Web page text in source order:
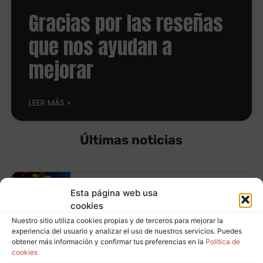
Esta página web usa
cookies
Nuestro sitio utiliza cookies propias y de terceros para mejorar la
experiencia del usuario y analizar el uso de nuestros servicios. Puedes
obtener más información y confirmar tus preferencias en la Política de
cookies
Gracias por las reseñas
que nos ayudan a
mejorar
LEER MÁS
Últimas noticias
Equípate con
neumáticos
Continental y ahorra
Leer más